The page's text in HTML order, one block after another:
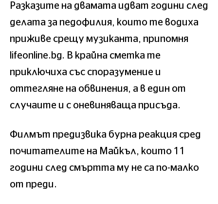
Разказите на двамата идват години след
делата за педофилия, които те водиха
приживе срещу музиканта, припомня
lifeonline.bg. В крайна сметка те
приключиха със споразумение и
оттегляне на обвинения, а в един от
случаите и с оневиняваща присъда.
Филмът предизвика бурна реакция сред
почитателите на Майкъл, които 11
години след смъртта му не са по-малко
от преди.